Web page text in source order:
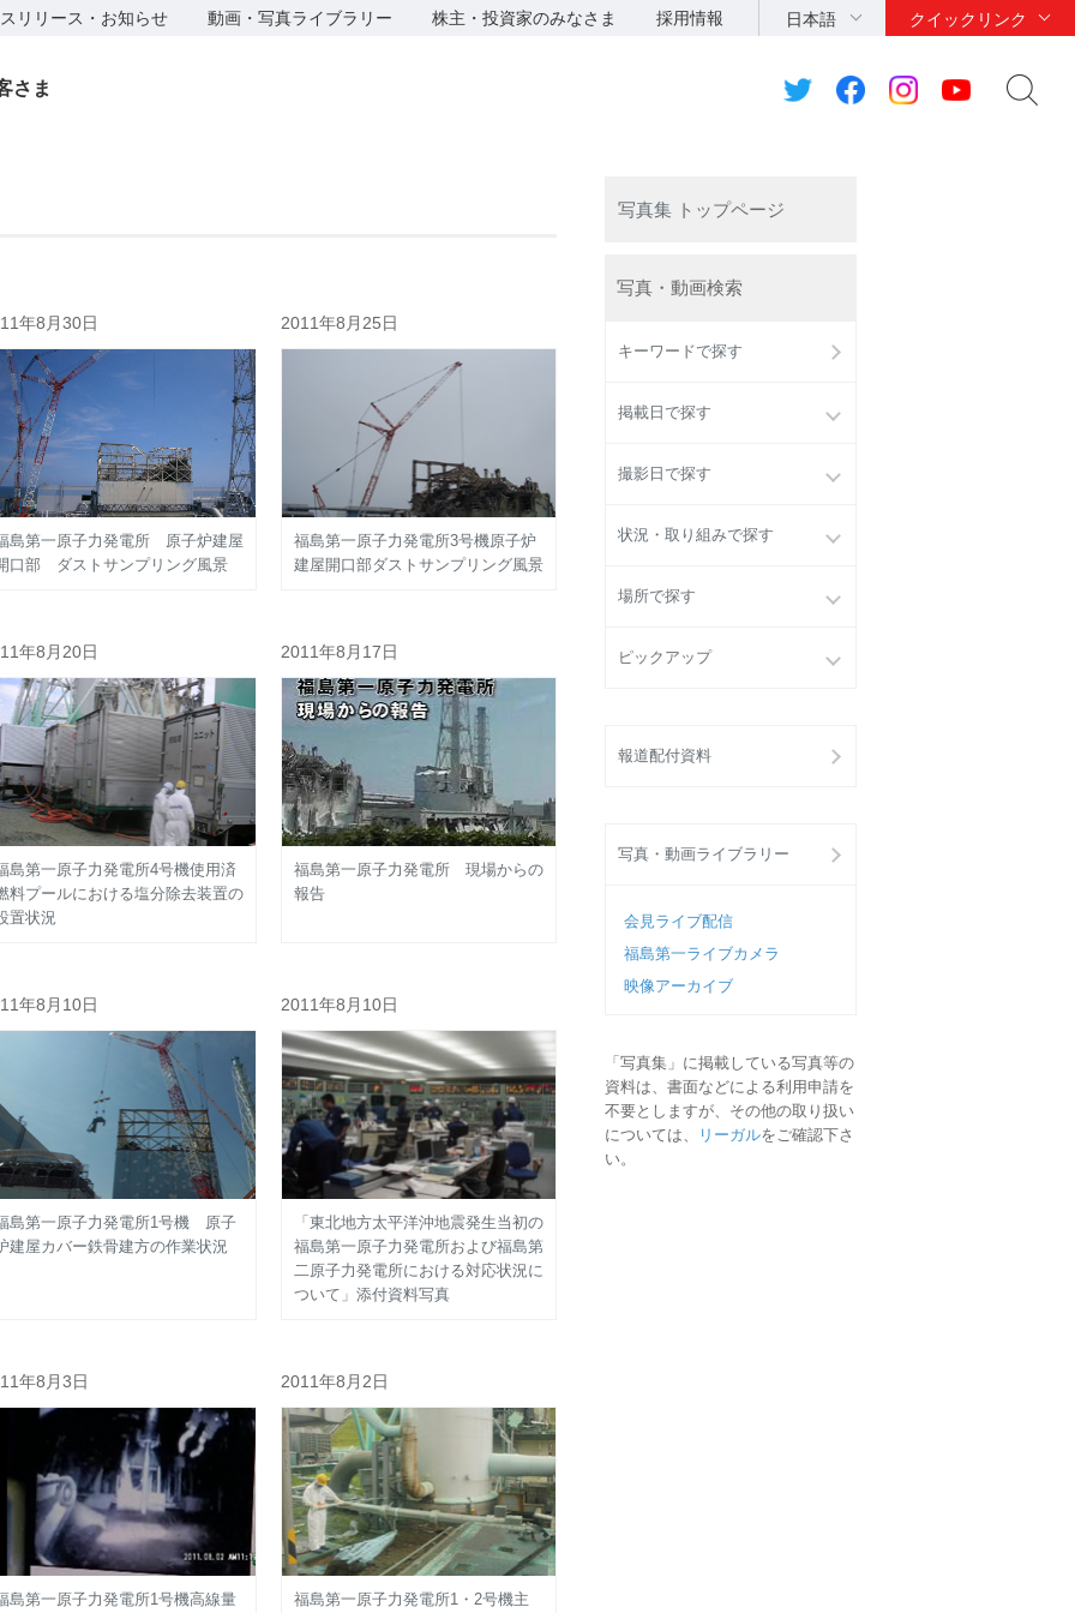
リリース・お知らせ 動画・写真ライブラリー 株主・投資家のみなさま 採用情報 日本語 クイックリンク
さま
年8月30日
島第一原子力発電所 原子炉建屋
口部 ダストサンプリング風景
2011年8月25日
福島第一原子力発電所3号機原子炉
建屋開口部ダストサンプリング風景
年8月20日
島第一原子力発電所4号機使用済
料プールにおける塩分除去装置の
置状況
2011年8月17日
福島第一原子力発電所 現場からの
報告
年8月10日
島第一原子力発電所1号機 原子
建屋カバー鉄骨建方の作業状況
2011年8月10日
「東北地方太平洋沖地震発生当初の
福島第一原子力発電所および福島第
二原子力発電所における対応状況に
ついて」添付資料写真
年8月3日
島第一原子力発電所1号機高線量
2011年8月2日
福島第一原子力発電所1・2号機主
写真集 トップページ
写真・動画検索
キーワードで探す
掲載日で探す
撮影日で探す
状況・取り組みで探す
場所で探す
ピックアップ
報道配付資料
写真・動画ライブラリー
会見ライブ配信
福島第一ライブカメラ
映像アーカイブ
「写真集」に掲載している写真等の
資料は、書面などによる利用申請を
不要としますが、その他の取り扱い
については、
リーガルをご確認下さ
い。